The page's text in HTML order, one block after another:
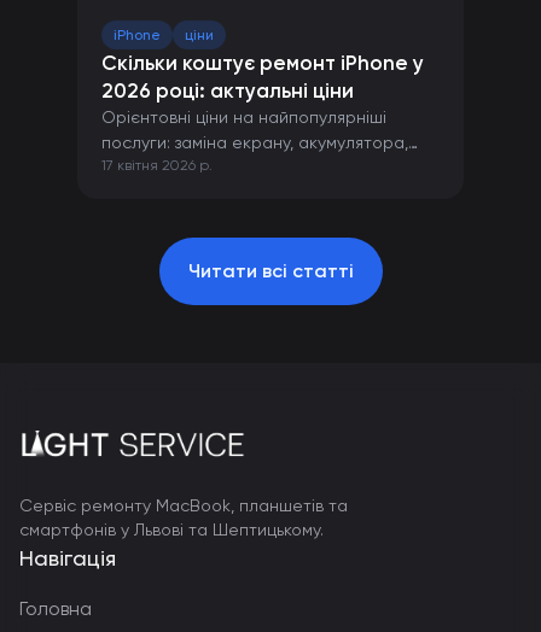
iPhone ціни
Скільки коштує ремонт iPhone у
2026 році: актуальні ціни
Орієнтовні ціни на найпопулярніші
послуги: заміна екрану, акумулятора,
камери та інших компонентів iPhone.
17 квітня 2026 р.
Читати всі статті
Сервіс ремонту MacBook, планшетів та
смартфонів у Львові та Шептицькому.
Навігація
Головна